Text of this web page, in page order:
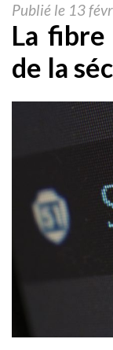
Publié le 13
La
de la